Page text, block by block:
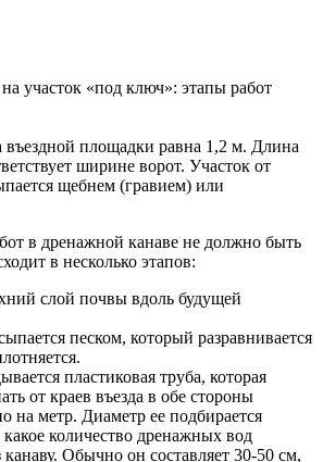
на участок «под ключ»: этапы работ
площадки равна 1,2 м. Длина
ширине ворот. Участок от
щебнем (гравием) или
в дренажной канаве не должно быть
в несколько этапов:
слой почвы вдоль будущей
песком, который разравнивается
пластиковая труба, которая
от краев въезда в обе стороны
на метр. Диаметр ее подбирается
какое количество дренажных вод
канаву. Обычно он составляет 30-50 см,